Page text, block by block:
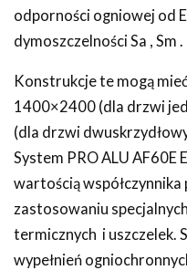
odporności ogniowej od
dymoszczelności Sa , Sm .
Konstrukcje te mogą
1400×2400 (dla drzwi
(dla drzwi
System PRO ALU AF60E
wartością współczynnika
zastosowaniu
termicznych i uszczelek.
wypełnień